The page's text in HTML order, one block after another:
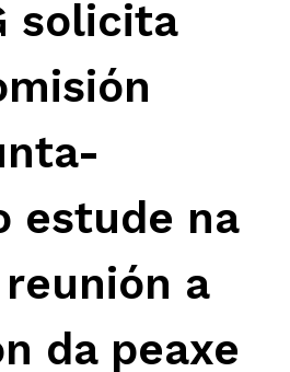
solicita
estude na
a
da peaxe